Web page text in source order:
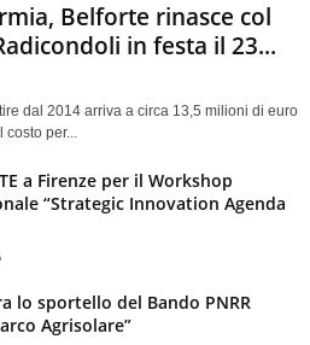
Belforte rinasce col
in festa il 23...
dal 2014 arriva a circa 13,5 milioni di euro
costo per...
a Firenze per il Workshop
“Strategic Innovation Agenda
lo sportello del Bando PNRR
Agrisolare”